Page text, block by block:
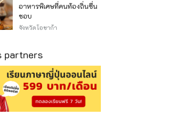
อาหารพิเศษที่คนท้องถิ่นชื่น
ชอบ
จังหวัดโอซาก้า
partners